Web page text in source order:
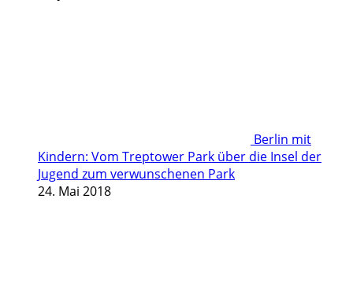
Berlin mit
Kindern: Vom Treptower Park über die Insel der
Jugend zum verwunschenen Park
24. Mai 2018